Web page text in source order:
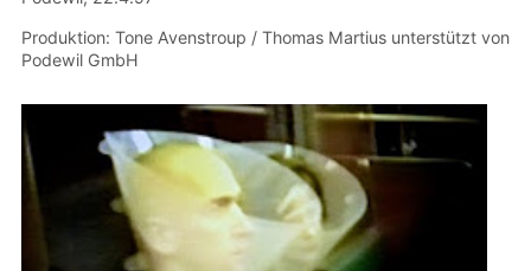
Produktion: Tone Avenstroup / Thomas Martius unterstützt von
Podewil GmbH